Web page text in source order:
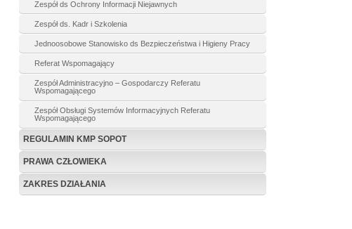
Zespół ds Ochrony Informacji Niejawnych
Zespół ds. Kadr i Szkolenia
Jednoosobowe Stanowisko ds Bezpieczeństwa i Higieny Pracy
Referat Wspomagający
Zespół Administracyjno – Gospodarczy Referatu
Wspomagającego
Zespół Obsługi Systemów Informacyjnych Referatu
Wspomagającego
REGULAMIN KMP SOPOT
PRAWA CZŁOWIEKA
ZAKRES DZIAŁANIA